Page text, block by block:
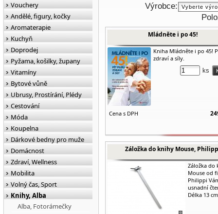
Výrobce:
Mládněte i po 45!
Kniha Mládněte i po 45!
zdraví a síly.
ks
Cena s DPH
Záložka do knihy Mouse,
Záložka do
Mouse od
Philippi
usnadní
Délka 13
Vouchery
Andělé, figury, kočky
Aromaterapie
Kuchyň
Doprodej
Pyžama, košilky, župany
Vitamíny
Bytové vůně
Ubrusy, Prostírání, Plédy
Cestování
Móda
Koupelna
Dárkové bedny pro muže
Domácnost
Zdraví, Wellness
Mobilita
Volný čas, Sport
Knihy, Alba
Alba, Fotorámečky